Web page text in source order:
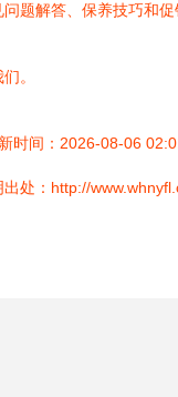
解答、保养技巧和
。
时间：2026-08-06
处：http://